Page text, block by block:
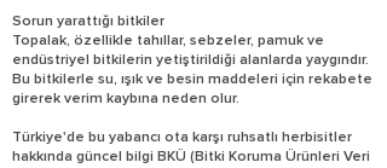
Sorun yarattığı bitkiler
Topalak, özellikle tahıllar, sebzeler, pamuk ve
endüstriyel bitkilerin yetiştirildiği alanlarda yaygındır.
Bu bitkilerle su, ışık ve besin maddeleri için rekabete
girerek verim kaybına neden olur.
Türkiye'de bu yabancı ota karşı ruhsatlı herbisitler
hakkında güncel bilgi BKÜ (Bitki Koruma Ürünleri Veri